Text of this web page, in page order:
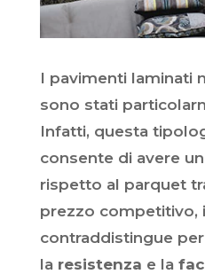
I pavimenti laminati
sono stati
Infatti, questa
consente di avere un
rispetto al parquet
prezzo competitivo,
contraddistingue
la resistenza e la